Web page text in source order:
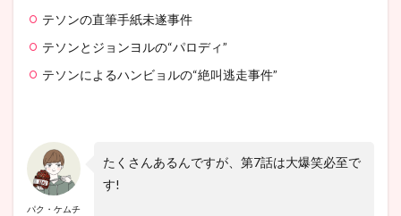
テソンの直筆手紙未遂事件
テソンとジョンヨルの“パロディ”
テソンによるハンビョルの“絶叫逃走事件”
パク・ケムチ
たくさんあるんですが、第7話は大爆笑必至で
す!